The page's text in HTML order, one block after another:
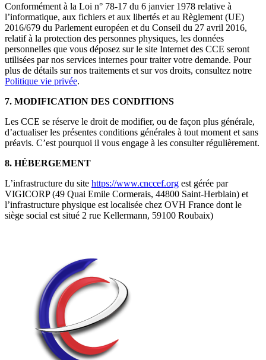
Conformément à la Loi n° 78-17 du 6 janvier 1978 relative à
l’informatique, aux fichiers et aux libertés et au Règlement (UE)
2016/679 du Parlement européen et du Conseil du 27 avril 2016,
relatif à la protection des personnes physiques, les données
personnelles que vous déposez sur le site Internet des CCE seront
utilisées par nos services internes pour traiter votre demande. Pour
plus de détails sur nos traitements et sur vos droits, consultez notre
Politique vie privée.
7. MODIFICATION DES CONDITIONS
Les CCE se réserve le droit de modifier, ou de façon plus générale,
d’actualiser les présentes conditions générales à tout moment et sans
préavis. C’est pourquoi il vous engage à les consulter régulièrement.
8. HÉBERGEMENT
L’infrastructure du site https://www.cnccef.org est gérée par
VIGICORP (49 Quai Emile Cormerais, 44800 Saint-Herblain) et
l’infrastructure physique est localisée chez OVH France dont le
siège social est situé 2 rue Kellermann, 59100 Roubaix)